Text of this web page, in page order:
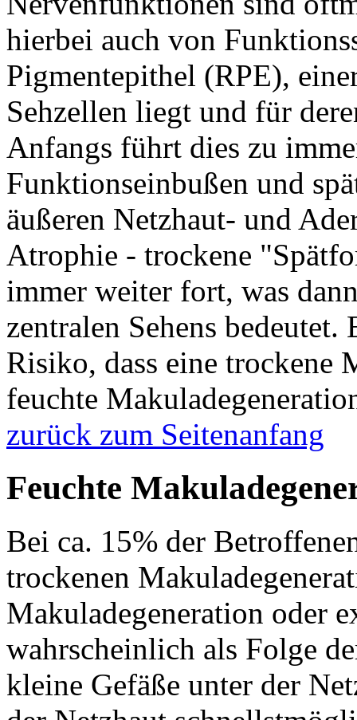
hierbei auch von
Pigmentepithel (RPE),
Sehzellen liegt und für
Anfangs führt dies zu
Funktionseinbußen und
äußeren Netzhaut- und
Atrophie - trockene
immer weiter fort, was
zentralen Sehens bedeutet.
Risiko, dass eine trockene
feuchte
zurück zum Seitenanfang
Feuchte
Bei ca. 15% der
trockenen
Makuladegeneration oder
wahrscheinlich als Folge
kleine Gefäße unter der